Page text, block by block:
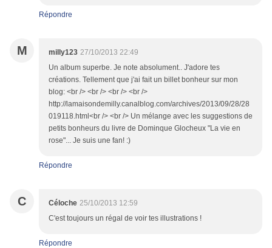
Répondre
M milly123 27/10/2013 22:49
Un album superbe. Je note absolument.. J'adore tes
créations. Tellement que j'ai fait un billet bonheur sur mon
blog: <br /> <br /> <br /> <br />
http://lamaisondemilly.canalblog.com/archives/2013/09/28/28
019118.html<br /> <br /> Un mélange avec les suggestions de
petits bonheurs du livre de Dominque Glocheux "La vie en
rose"... Je suis une fan! :)
Répondre
C Céloche 25/10/2013 12:59
C'est toujours un régal de voir tes illustrations !
Répondre